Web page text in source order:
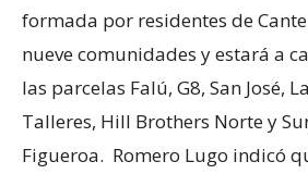
formada por residentes de
nueve comunidades y estará a
las parcelas Falú, G8, San José,
Talleres, Hill Brothers Norte y
Figueroa. Romero Lugo indicó